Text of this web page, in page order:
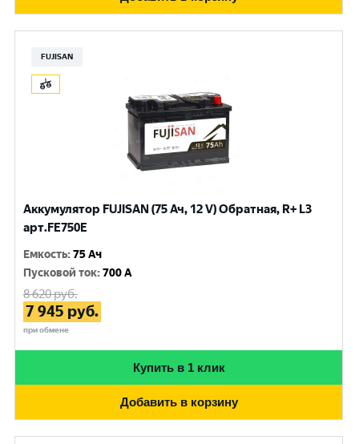
FUJISAN
Аккумулятор FUJISAN (75 Ач, 12 V) Обратная, R+ L3
арт.FE750E
Емкость:75 Ач
Пусковой ток:700 A
8 620руб.
7 945 руб.
при обмене
Купить в 1 клик
Добавить в корзину